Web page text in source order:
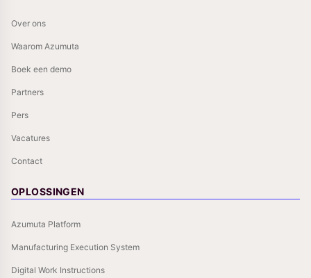
Over ons
Waarom Azumuta
Boek een demo
Partners
Pers
Vacatures
Contact
OPLOSSINGEN
Azumuta Platform
Manufacturing Execution System
Digital Work Instructions